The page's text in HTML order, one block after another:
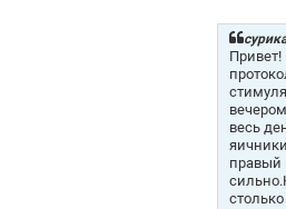
весь
правый